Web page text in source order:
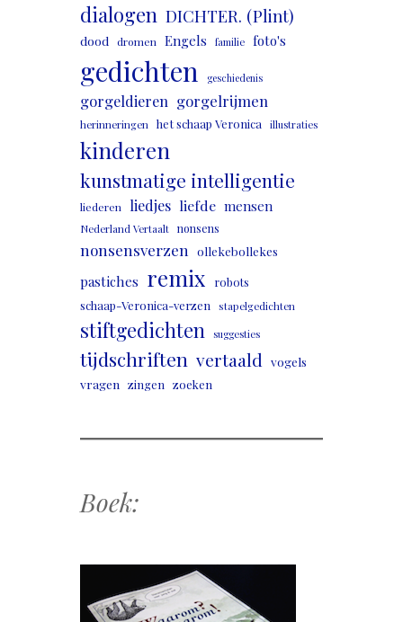
dialogen DICHTER. (Plint)
dood dromen Engels familie foto's
gedichten geschiedenis
gorgeldieren gorgelrijmen
herinneringen het schaap Veronica illustraties
kinderen
kunstmatige intelligentie
liederen liedjes liefde mensen
Nederland Vertaalt nonsens
nonsensverzen ollekebollekes
pastiches remix
robots
schaap-Veronica-verzen stapelgedichten
stiftgedichten suggesties
tijdschriften vertaald vogels
vragen zingen zoeken
Boek: